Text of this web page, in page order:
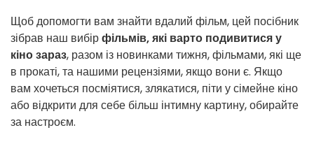
Щоб допомогти вам знайти вдалий фільм, цей посібник
зібрав наш вибірфільмів, які варто подивитися у
кіно зараз, разом із новинками тижня, фільмами, які ще
в прокаті, та нашими рецензіями, якщо вони є. Якщо
вам хочеться посміятися, злякатися, піти у сімейне кіно
або відкрити для себе більш інтимну картину, обирайте
за настроєм.